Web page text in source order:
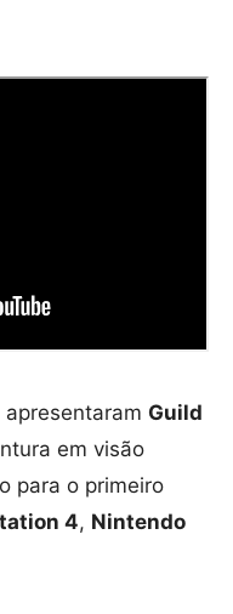
apresentaram Guild
em visão
para o primeiro
4, Nintendo